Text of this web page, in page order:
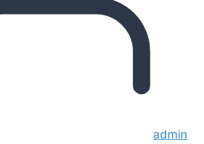
admin